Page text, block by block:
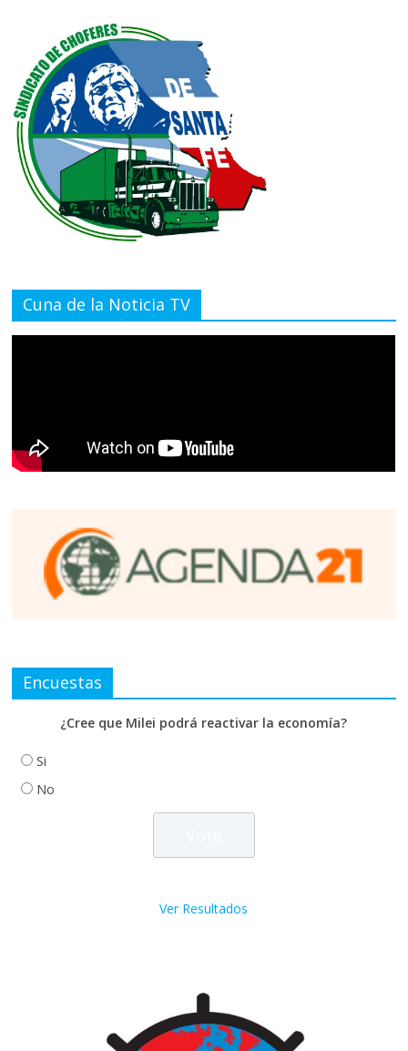
Cuna de la Noticia TV
Encuestas
¿Cree que Milei podrá reactivar la economía?
Si
No
Ver Resultados